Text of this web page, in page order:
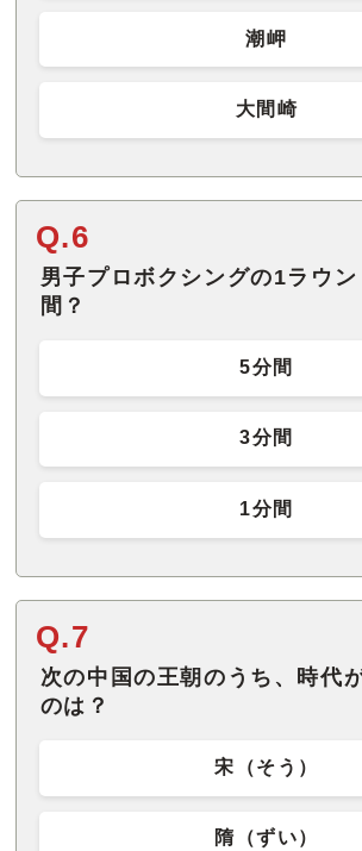
潮岬
大間崎
Q.6
男子プロボクシングの1ラウ
間？
5分間
3分間
1分間
Q.7
次の中国の王朝のうち、時代
のは？
宋（そう）
隋（ずい）